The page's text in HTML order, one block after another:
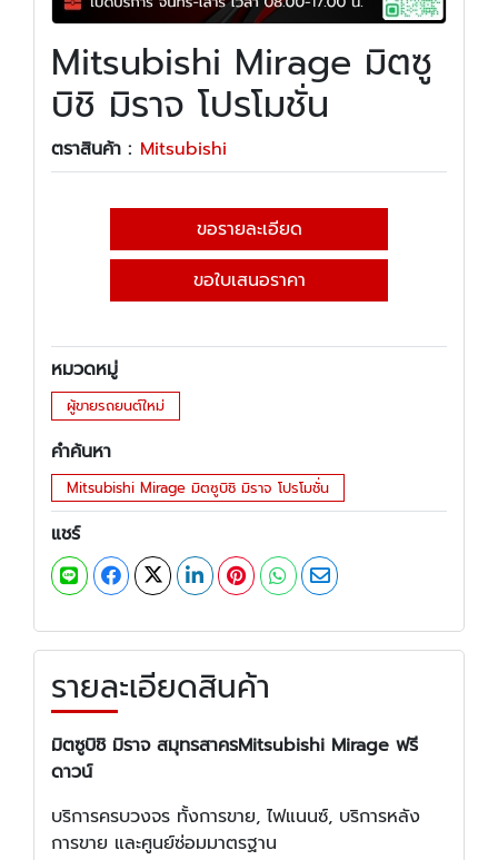
Mitsubishi Mirage มิตซู
บิชิ มิราจ โปรโมชั่น
ตราสินค้า : Mitsubishi
ขอรายละเอียด
ขอใบเสนอราคา
หมวดหมู่
ผู้ขายรถยนต์ใหม่
คำค้นหา
Mitsubishi Mirage มิตซูบิชิ มิราจ โปรโมชั่น
แชร์
รายละเอียดสินค้า
มิตซูบิชิ มิราจ สมุทรสาครMitsubishi Mirage ฟรี
ดาวน์
บริการครบวงจร ทั้งการขาย, ไฟแนนซ์, บริการหลัง
การขาย และศูนย์ซ่อมมาตรฐาน